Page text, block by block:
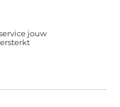
jouw